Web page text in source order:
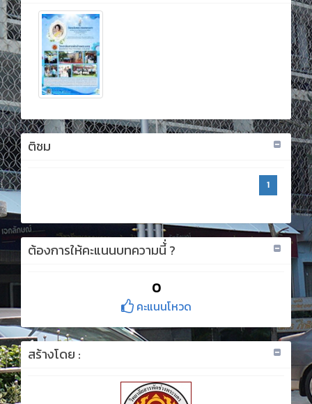
ติชม
1
ต้องการให้คะแนนบทความนี้่ ?
0
คะแนนโหวด
สร้างโดย :